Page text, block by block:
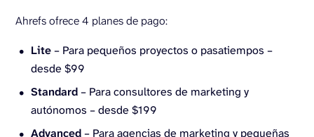
Ahrefs ofrece 4 planes de pago:
Lite– Para pequeños proyectos o pasatiempos –
desde $99
Standard– Para consultores de marketing y
autónomos – desde $199
Advanced– Para agencias de marketing y pequeñas